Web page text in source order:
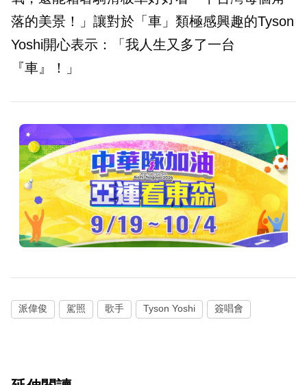
落的美景！」讓對於「車」類極感興趣的Tyson
Yoshi開心表示：「我人生又多了一台
『車』！」
派偉俊 駕照 歌手 Tyson Yoshi 簽唱會